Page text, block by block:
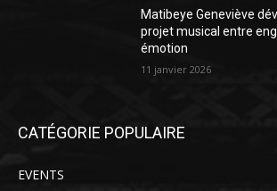
Matibeye Geneviève
projet musical entre
émotion
11 janvier 2026
CATÉGORIE POPULAIRE
EVENTS